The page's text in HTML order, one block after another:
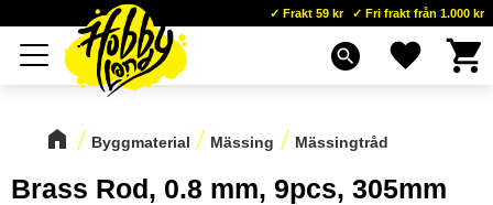
Meny
Frakt 59 kr Fri frakt från 1.000 kr
search Favoriter
Byggmaterial Mässing Mässingtråd
Brass Rod, 0.8 mm, 9pcs, 305mm